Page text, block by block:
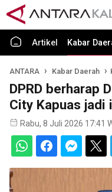
Artikel Kabar
ANTARA Kabar Daerah
DPRD berharap
City Kapuas jadi
Rabu, 8 Juli 2026 17:41